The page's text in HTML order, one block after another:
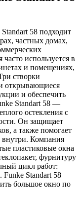
58 подходит
частных домах,
используется в
и помещениях,
створки
открывающиеся
и обеспечить
Standart 58 —
остекления с
Он защищает
а также помогает
внутри. Компания
пластиковые окна
фурнитуру
цикл работ:
Funke Standart 58
большое окно по